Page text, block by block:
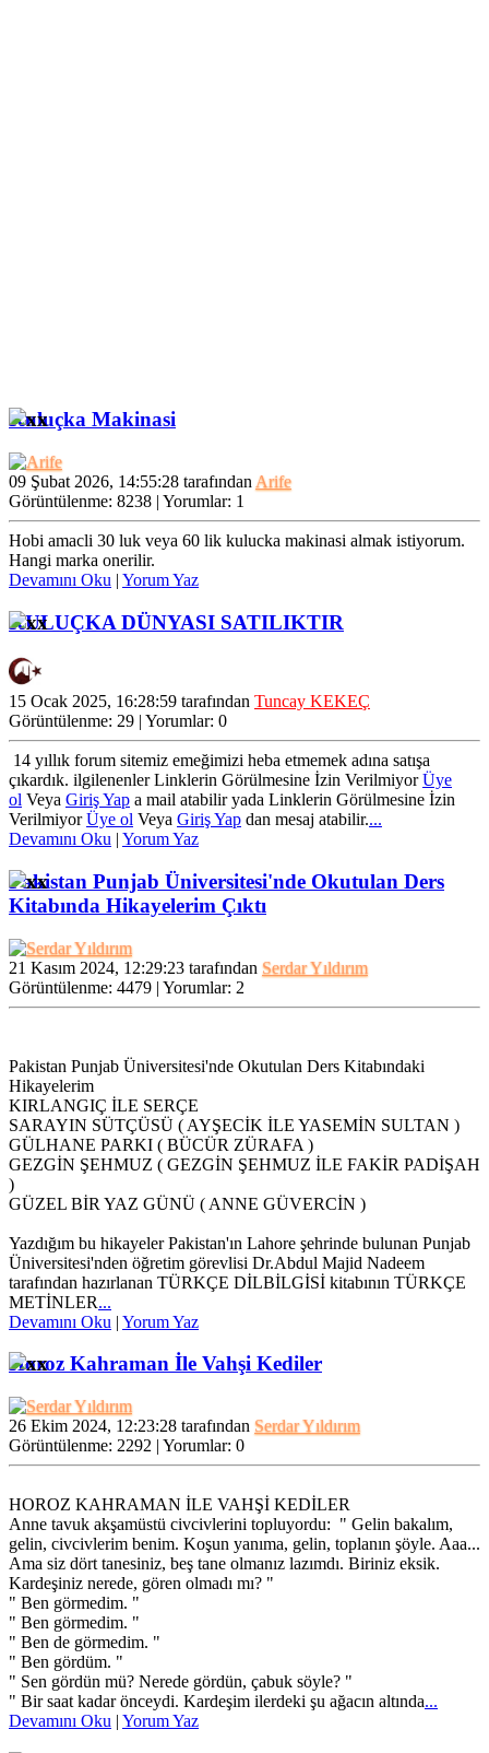
2021,
12:42:44
kardeşim....
Sultan
Beyaz ve
Siyah...Ya...
| 27
2021,
14:51:02
Sultan Beyaz ve
Arıyorum...Mart
Lütfen ...
Nestbox
kuluçka
maki...
| 19
Ocak
2021,
Ege80
kuluçka
makinesi
Bekliyorum....
Nem Isı ve
Ankarada
Ynt:
Makina
Yapmak
İstiyor...
| 02
Ocak
2021,
Fatih Bey, uzun
süredir foruma giriş
yapmıyordum.Onun
için mesajınızı yeni
gördüm.Makinayı...
Kuluçka Makinasi
09 Şubat 2026, 14:55:28 tarafından Arife
Görüntülenme: 8238 | Yorumlar: 1
Hobi amacli 30 luk veya 60 lik kulucka makinasi almak istiyorum.
Hangi marka onerilir.
Devamını Oku | Yorum Yaz
KULUÇKA DÜNYASI SATILIKTIR
15 Ocak 2025, 16:28:59 tarafından Tuncay KEKEÇ
Görüntülenme: 29 | Yorumlar: 0
14 yıllık forum sitemiz emeğimizi heba etmemek adına satışa
çıkardık. ilgilenenlerLinklerin Görülmesine İzin VerilmiyorÜye
ol Veya Giriş Yap a mail atabilir yada Linklerin Görülmesine İzin
VerilmiyorÜye ol Veya Giriş Yap dan mesaj atabilir....
Devamını Oku | Yorum Yaz
Pakistan Punjab Üniversitesi'nde Okutulan Ders
Kitabında Hikayelerim Çıktı
21 Kasım 2024, 12:29:23 tarafından Serdar Yıldırım
Görüntülenme: 4479 | Yorumlar: 2
Pakistan Punjab Üniversitesi'nde Okutulan Ders Kitabındaki
Hikayelerim
KIRLANGIÇ İLE SERÇE
SARAYIN SÜTÇÜSÜ ( AYŞECİK İLE YASEMİN SULTAN )
GÜLHANE PARKI ( BÜCÜR ZÜRAFA )
GEZGİN ŞEHMUZ ( GEZGİN ŞEHMUZ İLE FAKİR PADİŞAH
)
GÜZEL BİR YAZ GÜNÜ ( ANNE GÜVERCİN )
Yazdığım bu hikayeler Pakistan'ın Lahore şehrinde bulunan Punjab
Üniversitesi'nden öğretim görevlisi Dr.Abdul Majid Nadeem
tarafından hazırlanan TÜRKÇE DİLBİLGİSİ kitabının TÜRKÇE
METİNLER...
Devamını Oku | Yorum Yaz
Horoz Kahraman İle Vahşi Kediler
26 Ekim 2024, 12:23:28 tarafından Serdar Yıldırım
Görüntülenme: 2292 | Yorumlar: 0
HOROZ KAHRAMAN İLE VAHŞİ KEDİLER
Anne tavuk akşamüstü civcivlerini topluyordu: " Gelin bakalım,
gelin, civcivlerim benim. Koşun yanıma, gelin, toplanın şöyle. Aaa...
Ama siz dört tanesiniz, beş tane olmanız lazımdı. Biriniz eksik.
Kardeşiniz nerede, gören olmadı mı? "
" Ben görmedim. "
" Ben görmedim. "
" Ben de görmedim. "
" Ben gördüm. "
" Sen gördün mü? Nerede gördün, çabuk söyle? "
" Bir saat kadar önceydi. Kardeşim ilerdeki şu ağacın altında...
Devamını Oku | Yorum Yaz